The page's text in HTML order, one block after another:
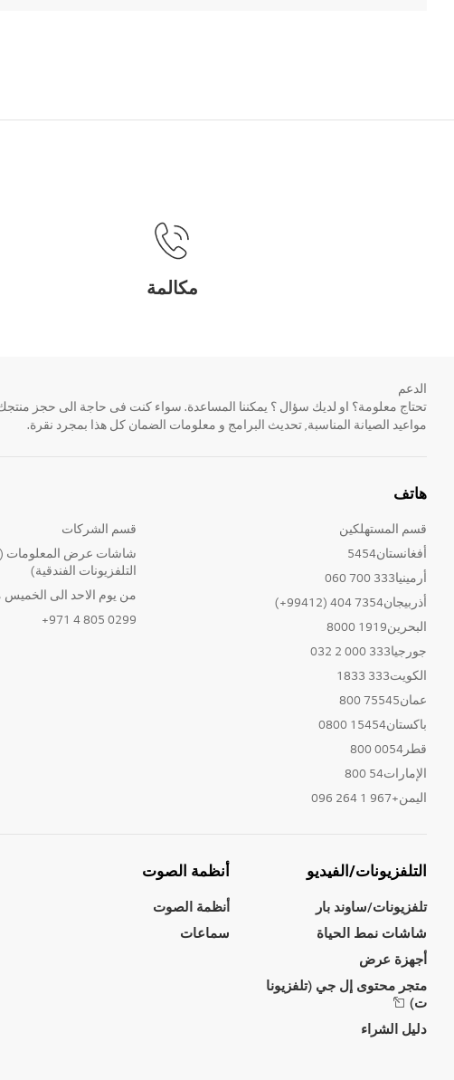
مكالمة
الدعم
مواعيد الصيانة المناسبة, تحديث البرامج و معلومات الضمان كل هذا بمجرد نقرة.
هاتف
قسم المستهلكين
أفغانستان5454
أرمينيا333 700 060
أذربيجان7354 404 (99412+)
البحرين1919 8000
جورجيا333 000 2 032
الكويت333 1833
عمان75545 800
باكستان15454 0800
قطر0054 800
الإمارات54 800
اليمن+967 1 264 096
قسم الشركات
شاشات عرض المعلومات
التلفزيونات الفندقية)
من يوم الاحد الى الخميس من
0299 805 4 971+
التلفزيونات/الفيديو
تلفزيونات/ساوند بار
شاشات نمط الحياة
أجهزة عرض
متجر محتوى إل جي (تلفزيونا
ت)
دليل الشراء
أنظمة الصوت
أنظمة الصوت
سماعات